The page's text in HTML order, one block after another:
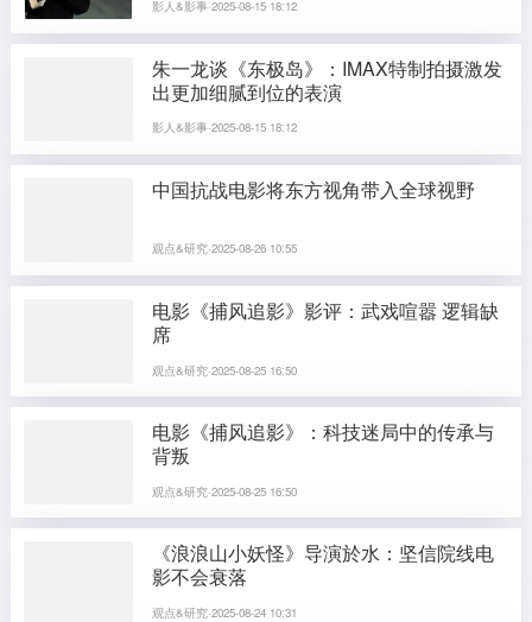
影人&影事·2025-08-15 18:12
朱一龙谈《东极岛》：IMAX特制拍摄激发
出更加细腻到位的表演
影人&影事·2025-08-15 18:12
中国抗战电影将东方视角带入全球视野
观点&研究·2025-08-26 10:55
电影《捕风追影》影评：武戏喧嚣 逻辑缺
席
观点&研究·2025-08-25 16:50
电影《捕风追影》：科技迷局中的传承与
背叛
观点&研究·2025-08-25 16:50
《浪浪山小妖怪》导演於水：坚信院线电
影不会衰落
观点&研究·2025-08-24 10:31